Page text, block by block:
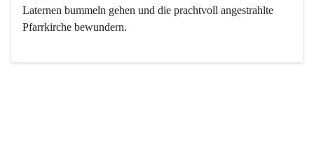
Laternen bummeln gehen und die prachtvoll angestrahlte
Pfarrkirche bewundern.
Der Weinbau dominert heute nicht mehr, ist aber integrativer